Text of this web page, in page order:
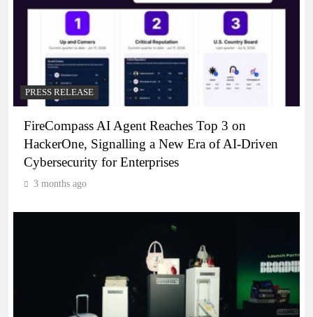
PRESS RELEASE
FireCompass AI Agent Reaches Top 3 on
HackerOne, Signalling a New Era of AI-Driven
Cybersecurity for Enterprises
3 months ago